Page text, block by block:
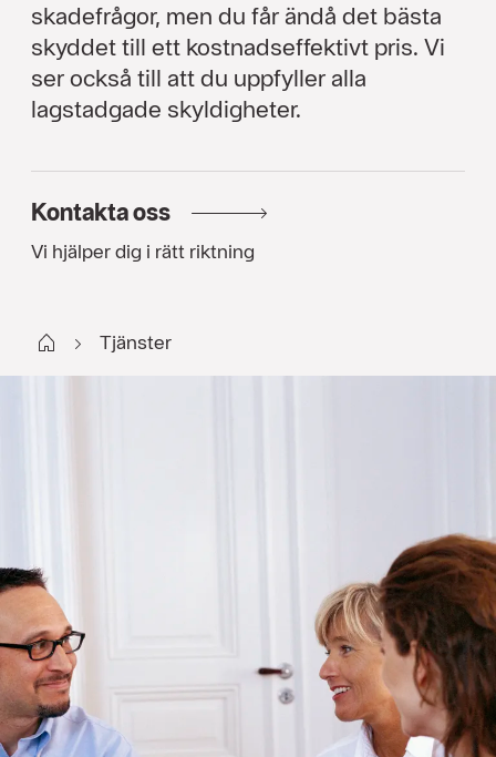
skadefrågor, men du får ändå det bästa
skyddet till ett kostnadseffektivt pris. Vi
ser också till att du uppfyller alla
lagstadgade skyldigheter.
Kontakta oss
Vi hjälper dig i rätt riktning
Start FI Tjänster